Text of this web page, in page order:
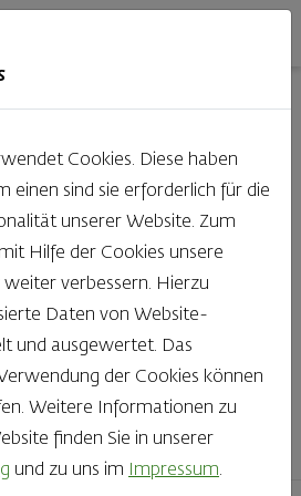
entdecken
als bei Brot & Gebäck die Qual
dazu, wenn so großer Wert
Unterschied gelegt wird, wie bei
und Handwerk, das seinen
– das schmeckt man einfach!
Cookies. Diese haben
einen sind sie erforderlich für die
unserer Website. Zum
Hilfe der Cookies unsere
weiter verbessern. Hierzu
Daten von Website-
und ausgewertet. Das
der Cookies können
Weitere Informationen zu
finden Sie in unserer
und zu uns im Impressum.